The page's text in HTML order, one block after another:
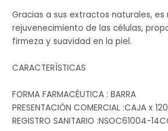
Gracias a sus extractos naturales,
rejuvenecimiento de las células,
firmeza y suavidad en la piel.
CARACTERÍSTICAS
FORMA FARMACÉUTICA : BARRA
PRESENTACIÓN COMERCIAL :CAJA x
REGISTRO SANITARIO :NSOC61004-